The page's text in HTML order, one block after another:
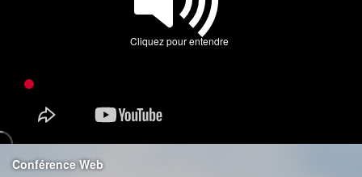
Cliquez pour entendre
Conférence Web